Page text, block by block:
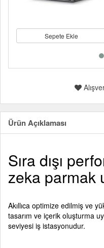
Sepete Ekle
Ürün Açıklaması
Sıra dışı
zeka parmak
Akıllıca optimize edilmiş ve
tasarım ve içerik oluşturma
seviyesi iş istasyonudur.